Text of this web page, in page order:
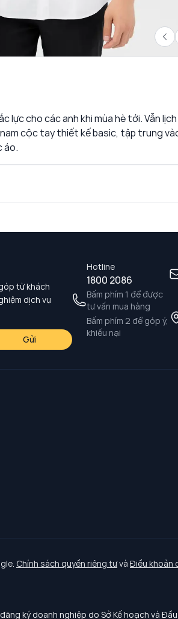
cho các anh khi mùa hè tới. Vẫn lịch
cộc tay thiết kế basic, tập trung
áo.
Hotline
1800 2086
Bấm phím 1 để được
tư vấn mua hàng
Bấm phím 2 để góp ý,
khiếu nại
từ khách
dịch vụ
Gửi
Chính sách quyền riêng tưvà Điều khoản
ký doanh nghiệp do Sở Kế hoạch và